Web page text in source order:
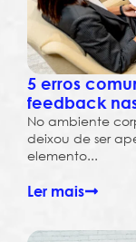
5 erros
feedback
No ambiente
deixou de ser
elemento...
Ler mais